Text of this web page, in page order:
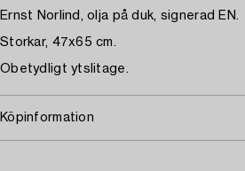
Ernst Norlind, olja på duk, signerad EN.
Storkar, 47x65 cm.
Obetydligt ytslitage.
Köpinformation